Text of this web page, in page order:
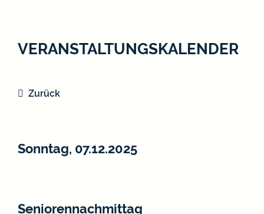
VERANSTALTUNGSKALENDER
Zurück
Sonntag, 07.12.2025
Seniorennachmittag